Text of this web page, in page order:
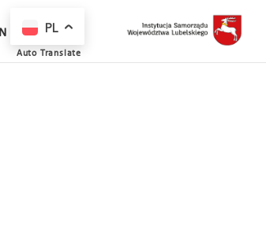
PL
Auto Translate